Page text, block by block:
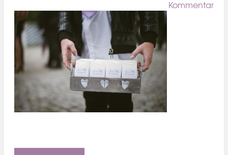
Kommentar